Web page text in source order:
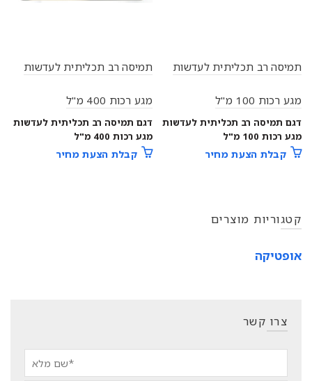
תמיסה רב תכליתית לעדשות
מגע רכות 100 מ"ל
דגם תמיסה רב תכליתית לעדשות
מגע רכות 100 מ"ל
קבלת הצעת מחיר
תמיסה רב תכליתית לעדשות
מגע רכות 400 מ"ל
דגם תמיסה רב תכליתית לעדשות
מגע רכות 400 מ"ל
קבלת הצעת מחיר
קטגוריות מוצרים
אופטיקה
צרו קשר